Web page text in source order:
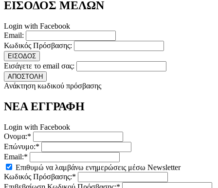
ΕΙΣΟΔΟΣ ΜΕΛΩΝ
Login with Facebook
Email:
Κωδικός Πρόσβασης:
ΕΙΣΟΔΟΣ
Εισάγετε το email σας:
ΑΠΟΣΤΟΛΗ
Ανάκτηση κωδικού πρόσβασης
ΝΕΑ ΕΓΓΡΑΦΗ
Login with Facebook
Ονομα:*
Επώνυμο:*
Email:*
Επιθυμώ να λαμβάνω ενημερώσεις μέσω Newsletter
Κωδικός Πρόσβασης:*